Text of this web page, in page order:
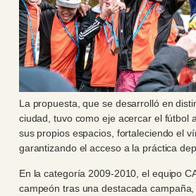
La propuesta, que se desarrolló en
ciudad, tuvo como eje acercar el fútbol
sus propios espacios, fortaleciendo el
garantizando el acceso a la práctica
En la categoría 2009-2010, el equipo
campeón tras una destacada